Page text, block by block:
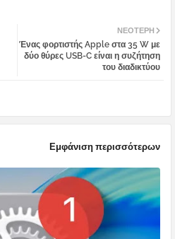
atsa
ΝΕΌΤΕΡΗ
Ένας φορτιστής Apple στα 35 W με
δύο θύρες USB-C είναι η συζήτηση
του διαδικτύου
Εμφάνιση περισσότερων